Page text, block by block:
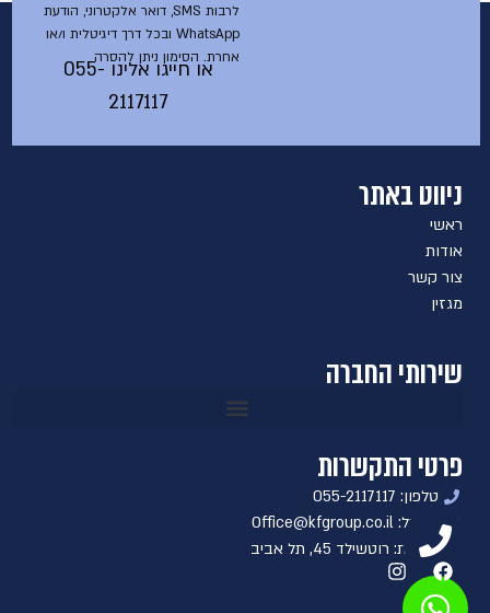
לרבות SMS, דואר אלקטרוני, הודעת
WhatsApp ובכל דרך דיגיטלית ו/או
אחרת. הסימון ניתן להסרה
או חייגו אלינו055-
2117117
ניווט באתר
ראשי
אודות
צור קשר
מגזין
שירותי החברה
פרטי התקשרות
טלפון: 055-2117117
אימייל: Office@kfgroup.co.il
כתובת: רוטשילד 45, תל אביב